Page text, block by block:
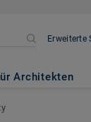
Erweiterte
Architekten